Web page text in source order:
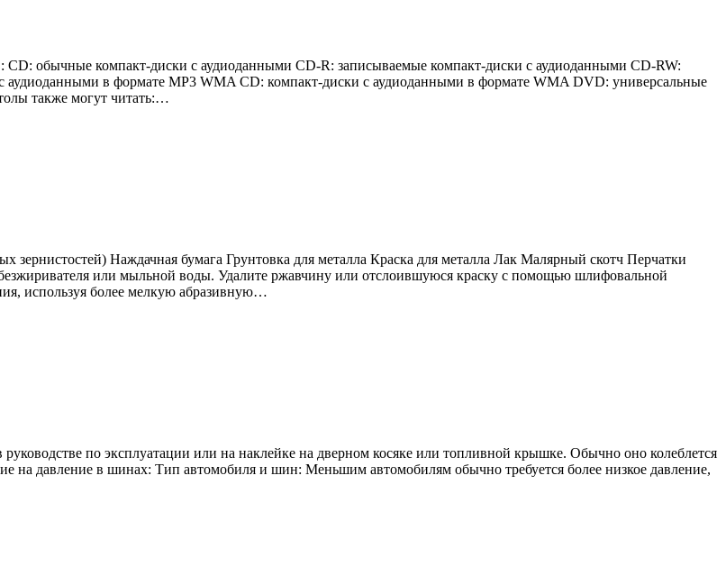
обычные компакт-диски с аудиоданными CD-R: записываемые компакт-диски с аудиоданными CD-RW:
в формате MP3 WMA CD: компакт-диски с аудиоданными в формате WMA DVD: универсальные
также могут читать:…
Наждачная бумага Грунтовка для металла Краска для металла Лак Малярный скотч Перчатки
или мыльной воды. Удалите ржавчину или отслоившуюся краску с помощью шлифовальной
используя более мелкую абразивную…
по эксплуатации или на наклейке на дверном косяке или топливной крышке. Обычно оно колеблется
давление в шинах: Тип автомобиля и шин: Меньшим автомобилям обычно требуется более низкое давление,